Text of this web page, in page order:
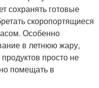
сохранять готовые
скоропортящиеся
Особенно
в летнюю жару,
просто не
помещать в